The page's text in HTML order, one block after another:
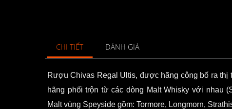
CHI TIẾT ĐÁNH GIÁ
Rượu Chivas Regal Ultis, được hãng công bố ra
hãng phối trộn từ các dòng Malt Whisky với nhau
Malt vùng Speyside gồm: Tormore, Longmorn,